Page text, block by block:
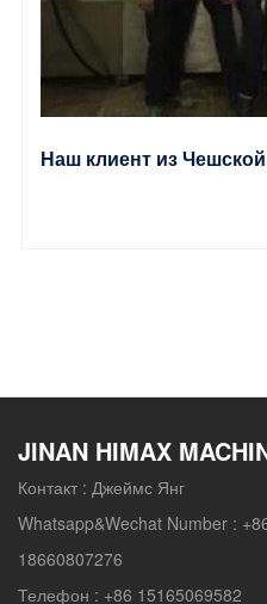
Наш клиент из
JINAN HIMAX
Контакт : Джеймс Янг
Whatsapp&Wechat Number :
18660807276
Телефон : +86 15165069582